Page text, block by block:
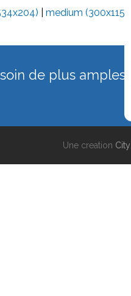
|medium (300x115)
de plus
Une creation